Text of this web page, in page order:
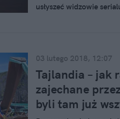
usłyszeć widzowie
03 lutego 2018, 12:07
Tajlandia – jak
zajechane
byli tam już